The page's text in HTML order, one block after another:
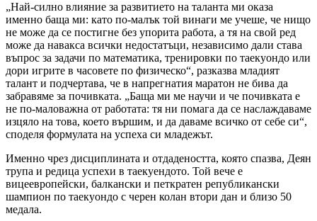
„Най-силно влияние за развитието на таланта ми оказа
именно баща ми: като по-малък той винаги ме учеше, че нищо
не може да се постигне без упорита работа, а тя на свой ред
може да навакса всички недостатъци, независимо дали става
въпрос за задачи по математика, тренировки по таекуондо или
дори игрите в часовете по физическо“, разказва младият
талант и подчертава, че в напрегнатия маратон не бива да
забравяме за почивката. „Баща ми ме научи и че почивката е
не по-маловажна от работата: тя ни помага да се наслаждаваме
изцяло на това, което вършим, и да даваме всичко от себе си“,
споделя формулата на успеха си младежът.
Именно чрез дисциплината и отдадеността, която спазва, Деян
трупа и редица успехи в таекуендото. Той вече е
вицеевропейски, балкански и петкратен републикански
шампион по таекуондо с черен колан втори дан и близо 50
медала.